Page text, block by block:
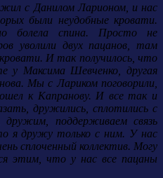
с Данилом Ларионом, и нас
были неудобные кровати.
болела спина. Просто не
уволили двух пацанов, там
И так получилось, что
у Максима Шевченко, другая
Мы с Лариком поговорили,
к Капранову. И все так и
дружились, сплотились с
поддерживаем связь
я дружу только с ним. У нас
сплоченный коллектив. Могу
этим, что у нас все пацаны